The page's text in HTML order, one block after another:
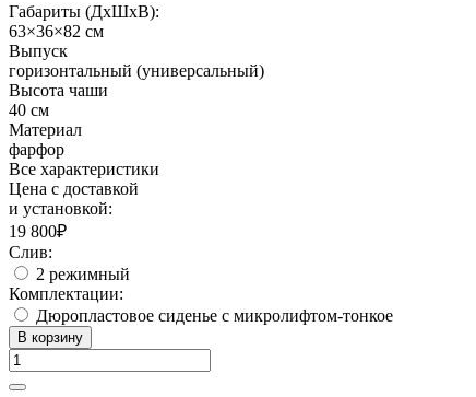
Габариты (ДхШхВ):
63×36×82 см
Выпуск
горизонтальный (универсальный)
Высота чаши
40 см
Материал
фарфор
Все характеристики
Цена с доставкой
и установкой:
19 800₽
Слив:
2 режимный
Комплектации:
Дюропластовое сиденье с микролифтом-тонкое
В корзину